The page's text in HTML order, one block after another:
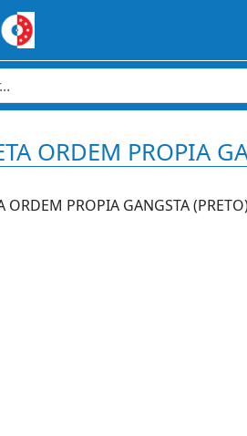
ORDEM PROPIA